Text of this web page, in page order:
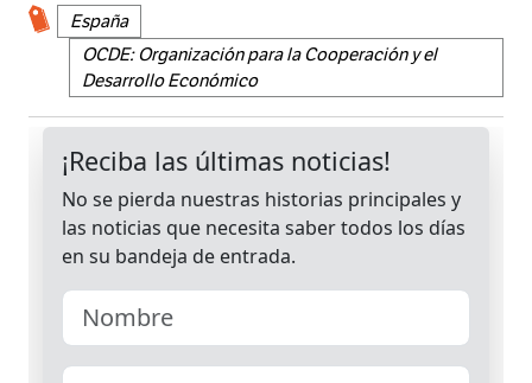
España
OCDE: Organización para la Cooperación y el
Desarrollo Económico